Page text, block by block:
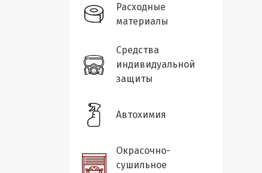
Расходные
материалы
Средства
индивидуальной
защиты
Автохимия
Окрасочно-
сушильное